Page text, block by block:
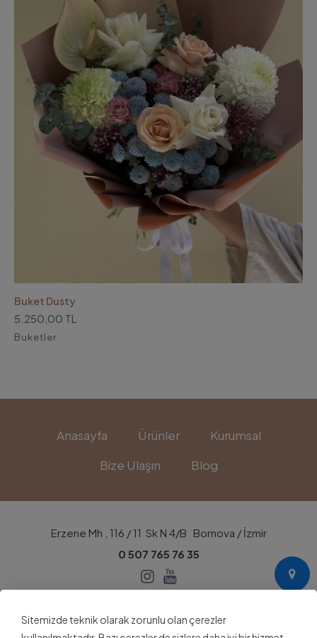
Buket Dusty
5.250,00 TL
Buketler
Anasayfa Ürünler
Kurumsal
Bize Ulaşın
Blog
Erzene Mh , 116 / 11 Sk N 4/B Bornova / İzmir
0 507 765 76 35
Sitemizde teknik olarak zorunlu olan çerezler